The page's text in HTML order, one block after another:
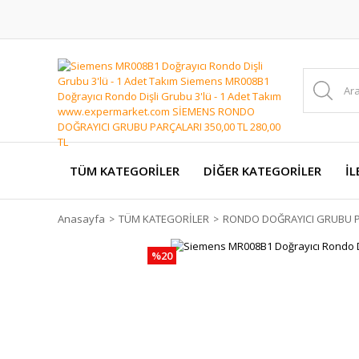
TÜM KATEGORİLER DİĞER KATEGORİLER
Anasayfa TÜM KATEGORİLER RONDO DOĞRAYICI GRUBU
%20